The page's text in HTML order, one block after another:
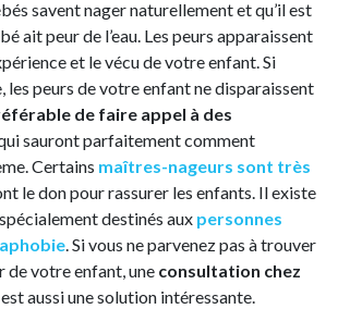
savent nager naturellement et qu’il est
ait peur de l’eau. Les peurs apparaissent
et le vécu de votre enfant. Si
les peurs de votre enfant ne disparaissent
de faire appel à des
sauront parfaitement comment
Certains maîtres-nageurs sont très
le don pour rassurer les enfants. Il existe
spécialement destinés aux personnes
. Si vous ne parvenez pas à trouver
de votre enfant, une consultation chez
est aussi une solution intéressante.